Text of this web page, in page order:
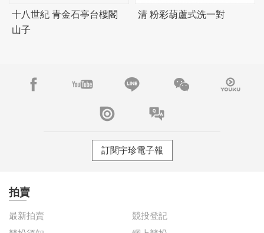
十八世紀 青金石亭台樓閣
山子
清 粉彩葫蘆式洗一對
訂閱宇珍電子報
拍賣
最新拍賣
競投登記